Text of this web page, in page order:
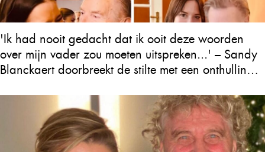
'Ik had nooit gedacht dat ik ooit deze woorden
over mijn vader zou moeten uitspreken...' – Sandy
Blanckaert doorbreekt de stilte met een onthulling
achterlaat